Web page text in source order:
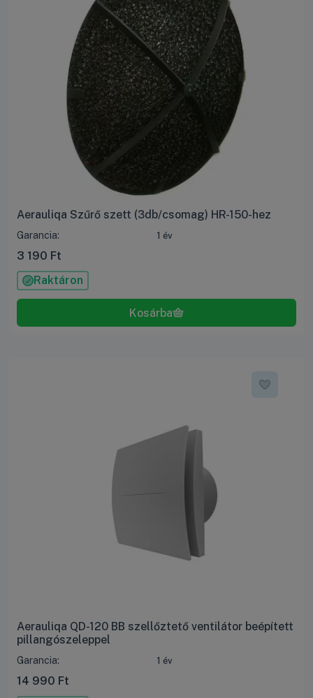
Aerauliqa Szűrő szett (3db/csomag) HR-150-hez
Garancia: 1 év
3 190 Ft
Raktáron
Aerauliqa QD-120 BB szellőztető ventilátor beépített
pillangószeleppel
Garancia: 1 év
14 990 Ft